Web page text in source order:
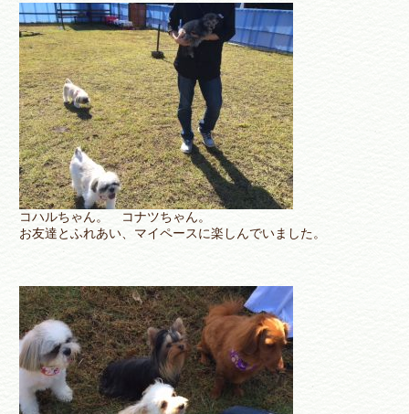
コハルちゃん。 コナツちゃん。
お友達とふれあい、マイペースに楽しんでいました。